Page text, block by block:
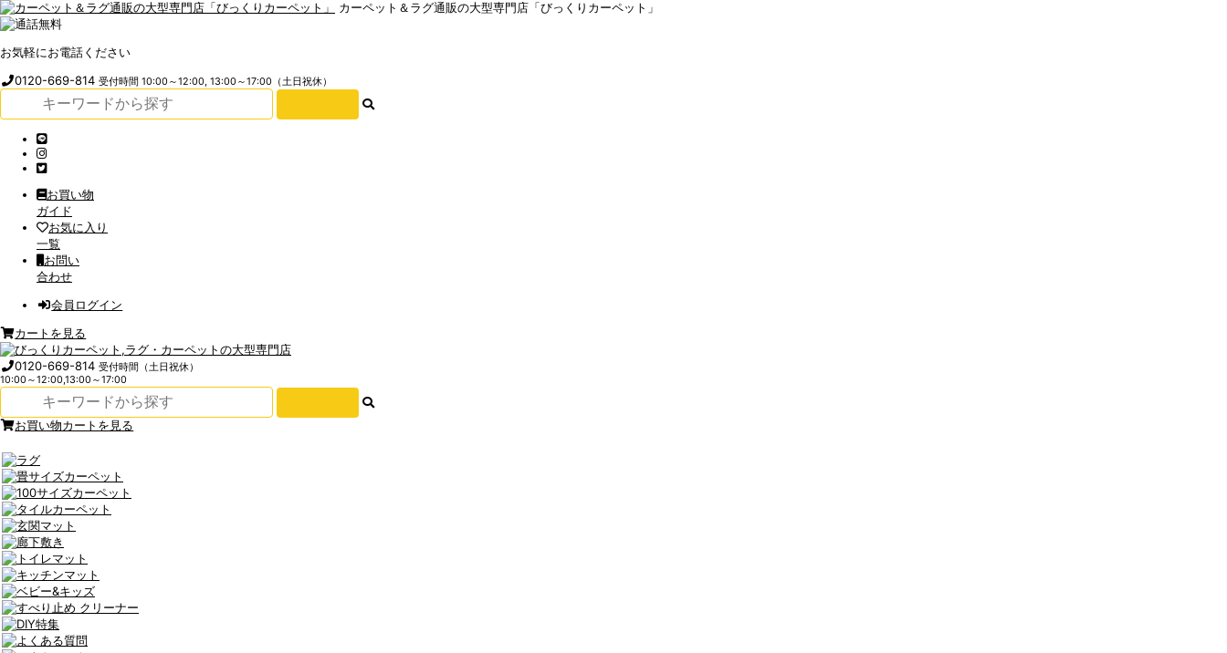
カーペット＆ラグ通販の大型専門店「びっくりカーペット」
お気軽にお電話ください
0120-669-814受付時間 10:00～12:00, 13:00～17:00（土日祝休）
お買い物
ガイド
お気に入り
一覧
お問い
合わせ
会員ログイン
カートを見る
0120-669-814受付時間（土日祝休）
10:00～12:00,13:00～17:00
お買い物カートを見る